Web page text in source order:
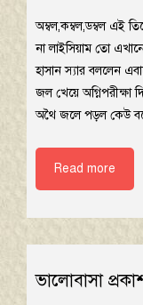
অম্বল,কম্বল,ডম্বল এই
না লাইসিয়াম তো
হাসান স্যার বললেন
জল খেয়ে অগ্নিপরীক্ষা
অথৈ জলে পড়ল কেউ
Read more
ভালোবাসা